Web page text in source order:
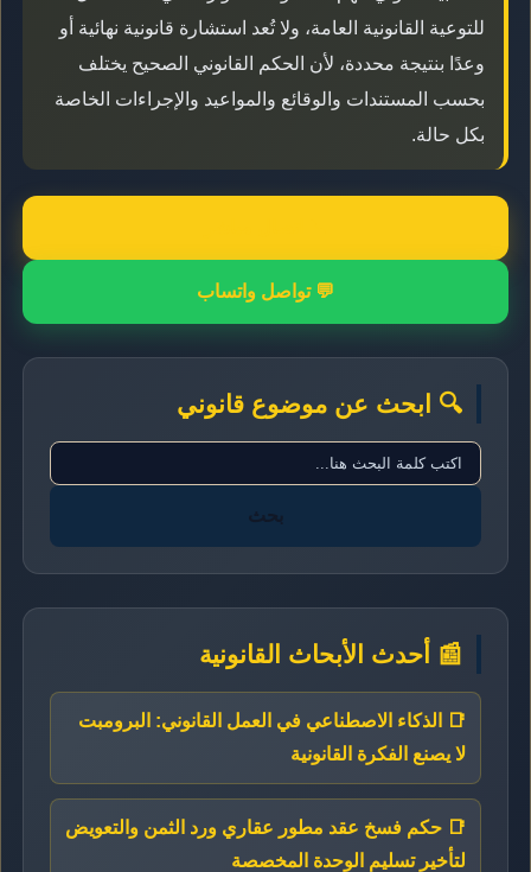
للتوعية القانونية العامة، ولا تُعد استشارة قانونية نهائية أو
وعدًا بنتيجة محددة، لأن الحكم القانوني الصحيح يختلف
بحسب المستندات والوقائع والمواعيد والإجراءات الخاصة
بكل حالة.
💬 تواصل واتساب
🔍 ابحث عن موضوع قانوني
بحث
📰 أحدث الأبحاث القانونية
📑 الذكاء الاصطناعي في العمل القانوني: البرومبت
لا يصنع الفكرة القانونية
📑 حكم فسخ عقد مطور عقاري ورد الثمن والتعويض
لتأخير تسليم الوحدة المخصصة